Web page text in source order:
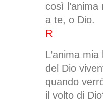
così l’anima
a te, o Dio.
R
L’anima
del Dio
quando
il volto di